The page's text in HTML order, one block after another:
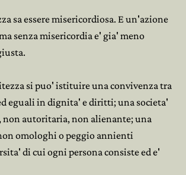
sa essere misericordiosa. E un'azione
senza misericordia e' gia' meno
si puo' istituire una convivenza tra
eguali in dignita' e diritti; una societa'
non autoritaria, non alienante; una
omologhi o peggio annienti
di cui ogni persona consiste ed e'